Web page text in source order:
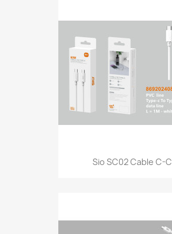
Sio SC02 Cable C-C